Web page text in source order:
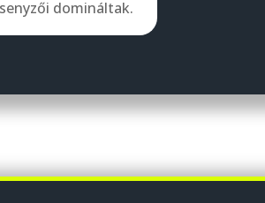
domináltak.